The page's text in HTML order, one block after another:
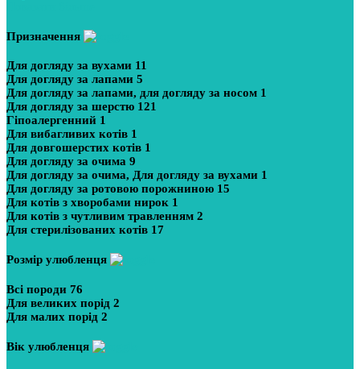
Призначення
Для догляду за вухами 11
Для догляду за лапами 5
Для догляду за лапами, для догляду за носом 1
Для догляду за шерстю 121
Гіпоалергенний 1
Для вибагливих котів 1
Для довгошерстих котів 1
Для догляду за очима 9
Для догляду за очима, Для догляду за вухами 1
Для догляду за ротовою порожниною 15
Для котів з хворобами нирок 1
Для котів з чутливим травленням 2
Для стерилізованих котів 17
Розмір улюбленця
Всі породи 76
Для великих порід 2
Для малих порід 2
Вік улюбленця